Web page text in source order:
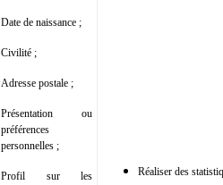
Date de naissance ;
Civilité ;
Adresse postale ;
Présentation ou
préférences
personnelles ;
Profil sur les
Réaliser des